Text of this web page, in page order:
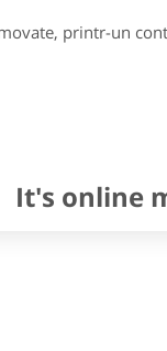
printr-un
It's online